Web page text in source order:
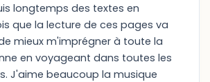
longtemps des textes en
que la lecture de ces pages va
mieux m'imprégner à toute la
en voyageant dans toutes les
J'aime beaucoup la musique